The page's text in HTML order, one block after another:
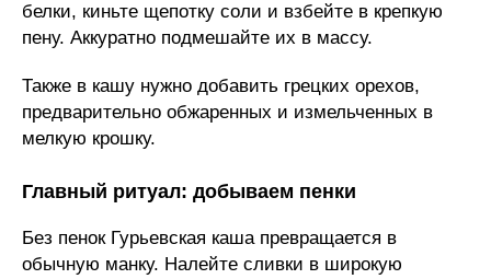
белки, киньте щепотку соли и взбейте в крепкую
пену. Аккуратно подмешайте их в массу.
Также в кашу нужно добавить грецких орехов,
предварительно обжаренных и измельченных в
мелкую крошку.
Главный ритуал: добываем пенки
Без пенок Гурьевская каша превращается в
обычную манку. Налейте сливки в широкую